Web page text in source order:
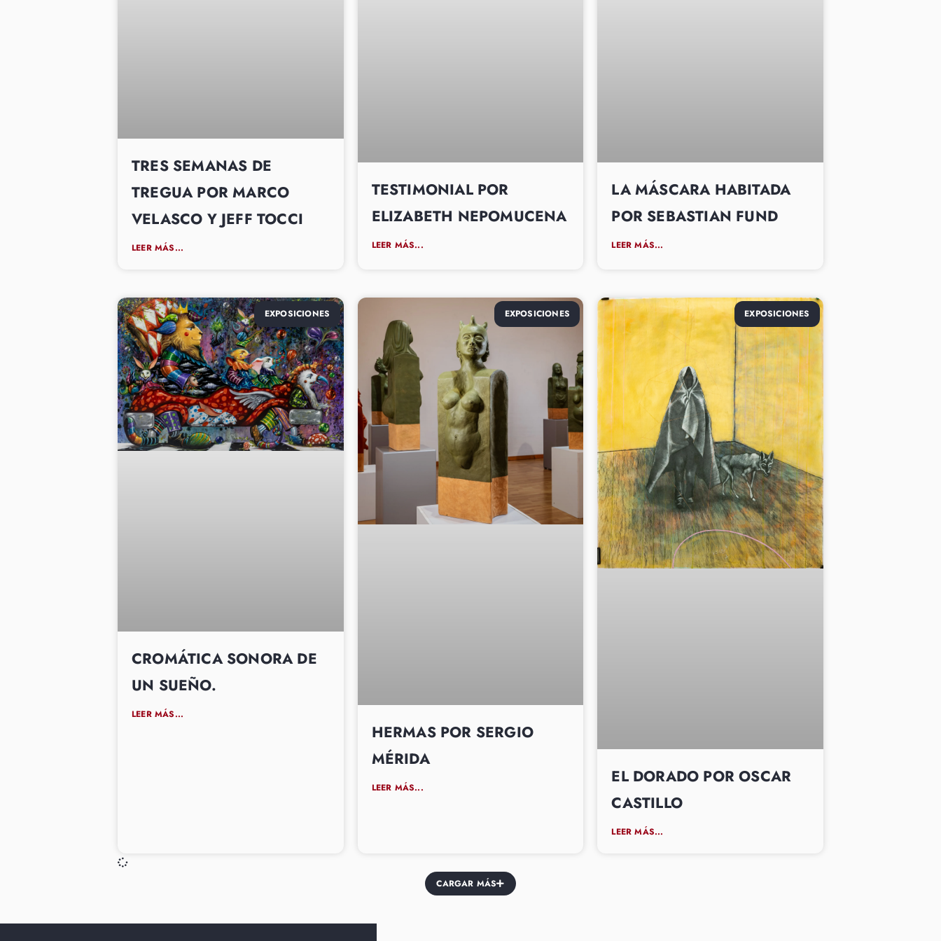
TRES SEMANAS DE
TREGUA POR MARCO
VELASCO Y JEFF TOCCI
LEER MÁS...
TESTIMONIAL POR
ELIZABETH NEPOMUCENA
LEER MÁS...
LA MÁSCARA HABITADA
POR SEBASTIAN FUND
LEER MÁS...
EXPOSICIONES
CROMÁTICA SONORA DE
UN SUEÑO.
LEER MÁS...
EXPOSICIONES
HERMAS POR SERGIO
MÉRIDA
LEER MÁS...
EXPOSICIONES
EL DORADO POR OSCAR
CASTILLO
LEER MÁS...
CARGAR MÁS